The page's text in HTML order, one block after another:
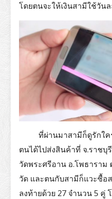
โดยตนจะให้เงินสามีใช้วัน
ที่ผ่านมาสามีก็ดูรักใคร่
ตนได้ไปส่งสินค้าที่ จ.ราช
วัดพระศรีอาน อ.โพธาราม
วัด และตนกับสามีก็แวะซื้อ
ลงท้ายด้วย 27 จำนวน 5 คู่